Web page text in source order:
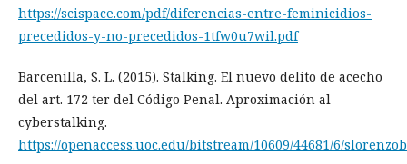
https://scispace.com/pdf/diferencias-entre-feminicidios-
precedidos-y-no-precedidos-1tfw0u7wil.pdf
Barcenilla, S. L. (2015). Stalking. El nuevo delito de acecho
del art. 172 ter del Código Penal. Aproximación al
cyberstalking.
https://openaccess.uoc.edu/bitstream/10609/44681/6/